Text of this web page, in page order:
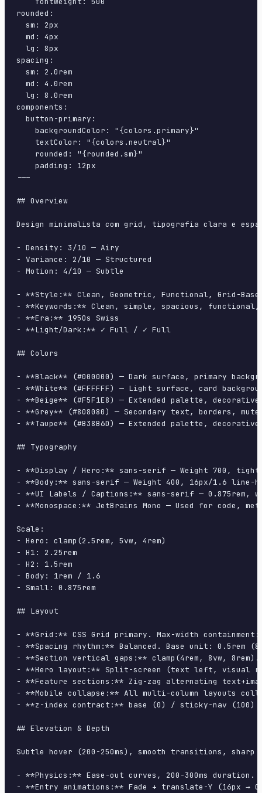
rounded:
  sm: 2px
  md: 4px
  lg: 8px
spacing:
  sm: 2.0rem
  md: 4.0rem
  lg: 8.0rem
components:
  button-primary:
    backgroundColor: "{colors.primary}"
    textColor: "{colors.neutral}"
    rounded: "{rounded.sm}"
    padding: 12px
---
## Overview
Design minimalista com grid, tipografia clara e
- Density: 3/10 — Airy
- Variance: 2/10 — Structured
- Motion: 4/10 — Subtle
- **Style:** Clean, Geometric, Functional, Grid-
- **Keywords:** Clean, simple, spacious,
- **Era:** 1950s Swiss
- **Light/Dark:** ✓ Full / ✓ Full
## Colors
- **Black** (#000000) — Dark surface, primary
- **White** (#FFFFFF) — Light surface, card
- **Beige** (#F5F1E8) — Extended palette, decorative
- **Grey** (#808080) — Secondary text, borders,
- **Taupe** (#B38B6D) — Extended palette, decorative
## Typography
- **Display / Hero:** sans-serif — Weight 700,
- **Body:** sans-serif — Weight 400, 16px/1.6 line-
- **UI Labels / Captions:** sans-serif — 0.875rem,
- **Monospace:** JetBrains Mono — Used for code,
Scale:
- Hero: clamp(2.5rem, 5vw, 4rem)
- H1: 2.25rem
- H2: 1.5rem
- Body: 1rem / 1.6
- Small: 0.875rem
## Layout
- **Grid:** CSS Grid primary. Max-width
- **Spacing rhythm:** Balanced. Base unit: 0.5rem
- **Section vertical gaps:** clamp(4rem, 8vw, 8rem).
- **Hero layout:** Split-screen (text left, visual
- **Feature sections:** Zig-zag alternating
- **Mobile collapse:** All multi-column layouts
- **z-index contract:** base (0) / sticky-nav
## Elevation & Depth
Subtle hover (200-250ms), smooth transitions,
- **Physics:** Ease-out curves, 200-300ms duration.
- **Entry animations:** Fade + translate-Y (16px →